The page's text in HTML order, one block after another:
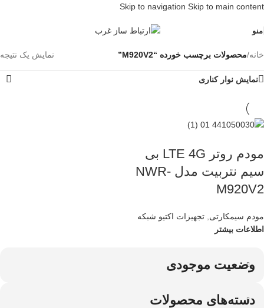
Skip to navigation Skip to main content
منو
وضعیت موجودی
دسته‌های محصولات
خانه/محصولات برچسب خورده “M920V2” نمایش یک نتیجه
نمایش نوار کناری
مودم روتر LTE 4G بی
سیم نتربیت مدل NWR-
M920V2
مودم سیمکارتی تجهیزات اکتیو شبکه
اطلاعات بیشتر